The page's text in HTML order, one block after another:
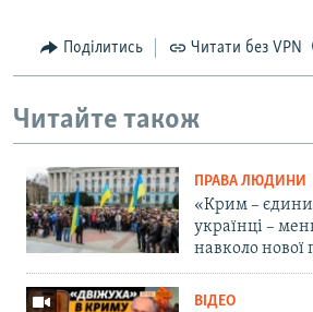
Поділитись Читати без VPN
Читайте також
ПРАВА ЛЮДИНИ
«Крим –
українці –
навколо нової
ВІДЕО